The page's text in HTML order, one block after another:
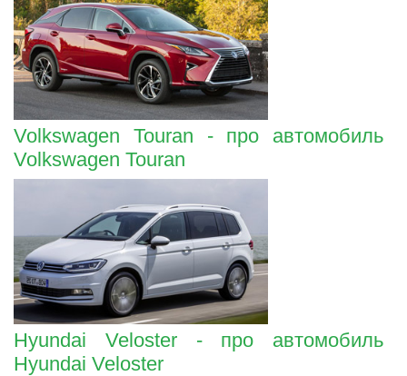
Volkswagen Touran - про автомобиль
Volkswagen Touran
Hyundai Veloster - про автомобиль
Hyundai Veloster